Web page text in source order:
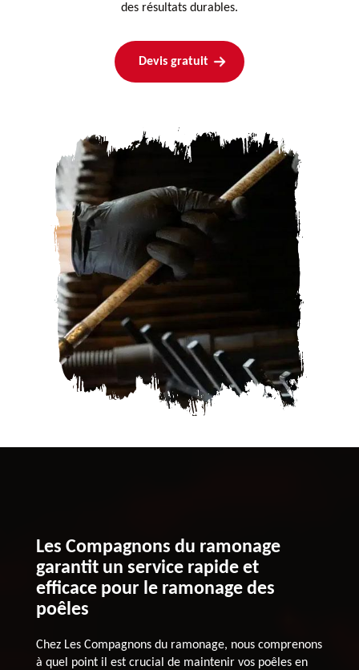
des résultats durables.
Devis gratuit
Les Compagnons du ramonage
garantit un service rapide et
efficace pour le ramonage des
poêles
Chez Les Compagnons du ramonage, nous comprenons
à quel point il est crucial de maintenir vos poêles en